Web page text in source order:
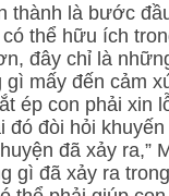
thành là bước
thể hữu ích
đây chỉ là
mấy đến cảm
ép con phải xin
đòi hỏi
đã xảy ra,”
gì đã xảy ra